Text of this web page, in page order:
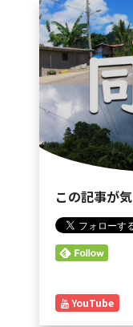
この記事が
YouTube